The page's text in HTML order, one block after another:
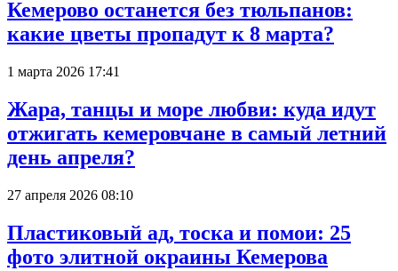
Кемерово останется без тюльпанов:
какие цветы пропадут к 8 марта?
1 марта 2026 17:41
Жара, танцы и море любви: куда идут
отжигать кемеровчане в самый летний
день апреля?
27 апреля 2026 08:10
Пластиковый ад, тоска и помои: 25
фото элитной окраины Кемерова